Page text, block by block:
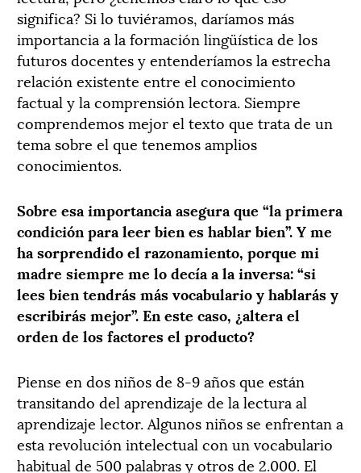
significa? Si lo tuviéramos, daríamos más
importancia a la formación lingüística de los
futuros docentes y entenderíamos la estrecha
relación existente entre el conocimiento
factual y la comprensión lectora. Siempre
comprendemos mejor el texto que trata de un
tema sobre el que tenemos amplios
conocimientos.
Sobre esa importancia asegura que “la primera
condición para leer bien es hablar bien”. Y me
ha sorprendido el razonamiento, porque mi
madre siempre me lo decía a la inversa: “si
lees bien tendrás más vocabulario y hablarás y
escribirás mejor”. En este caso, ¿altera el
orden de los factores el producto?
Piense en dos niños de 8-9 años que están
transitando del aprendizaje de la lectura al
aprendizaje lector. Algunos niños se enfrentan a
esta revolución intelectual con un vocabulario
habitual de 500 palabras y otros de 2.000. El